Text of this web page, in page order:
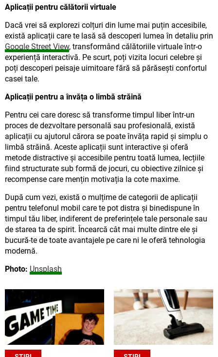
Aplicații pentru călătorii virtuale
Dacă vrei să explorezi colțuri din lume mai puțin accesibile,
există aplicații care te lasă să descoperi lumea în detaliu prin
Google Street View, transformând călătoriile virtuale într-o
experiență interactivă. Pe scurt, poți vizita locuri celebre și
poți descoperi peisaje uimitoare fără să părăsești confortul
casei tale.
Aplicații pentru a învăța o limbă străină
Pentru cei care doresc să transforme timpul liber într-un
proces de dezvoltare personală sau profesională, există
aplicații cu ajutorul cărora se poate învăța rapid și simplu o
limbă străină. Aceste aplicații sunt interactive și oferă
metode distractive și accesibile pentru toată lumea, lecțiile
fiind structurate sub formă de jocuri, cu obiective zilnice și
recompense care mențin motivația la cote maxime.
După cum vezi, există o mulțime de categorii de aplicații
pentru telefonul mobil care te pot distra și binedispune în
timpul tău liber, indiferent de preferințele tale personale sau
de starea ta de spirit. Încearcă cât mai multe dintre ele și
bucură-te de toate avantajele pe care ni le oferă tehnologia
modernă.
Photo: Unsplash